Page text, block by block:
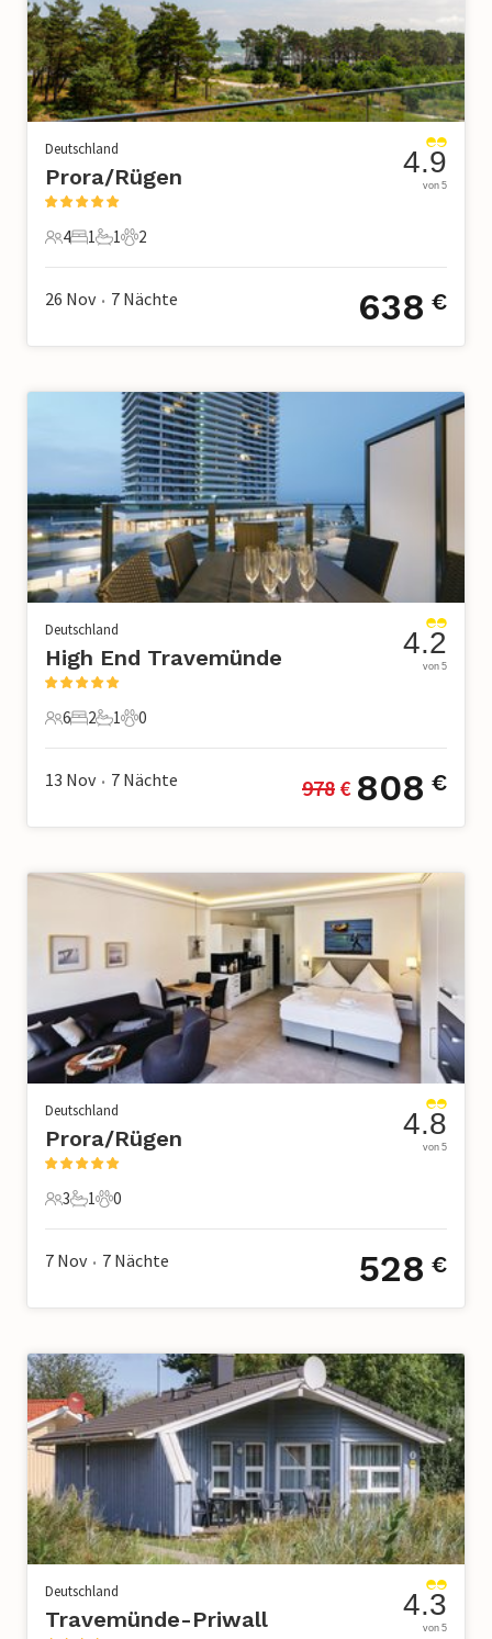
Deutschland
Prora/Rügen
4 Gäste
4
1 Schlafzimmer
1
1 Badezimmer
1
2 Haustiere
2
4.9
von 5
26 Nov • 7 Nächte 638 €
Deutschland
High End Travemünde
6 Gäste
6
2 Schlafzimmer
2
1 Badezimmer
1
0 Haustiere
0
4.2
von 5
13 Nov • 7 Nächte 978 € 808 €
Deutschland
Prora/Rügen
3 Gäste
3
1 Badezimmer
1
0 Haustiere
0
4.8
von 5
7 Nov • 7 Nächte 528 €
Deutschland
Travemünde-Priwall 4.3
von 5